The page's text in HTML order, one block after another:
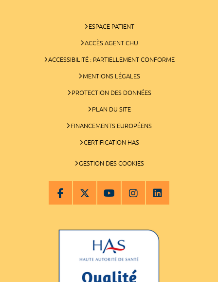
ESPACE PATIENT
ACCÈS AGENT CHU
ACCESSIBILITÉ : PARTIELLEMENT CONFORME
MENTIONS LÉGALES
PROTECTION DES DONNÉES
PLAN DU SITE
FINANCEMENTS EUROPÉENS
CERTIFICATION HAS
GESTION DES COOKIES